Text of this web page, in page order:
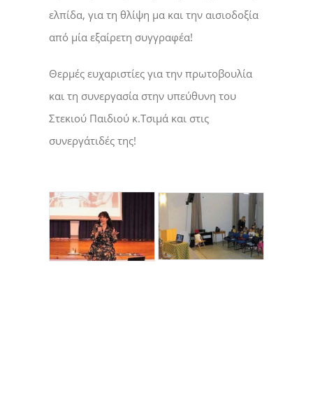
ελπίδα, για τη θλίψη μα και την αισιοδοξία
από μία εξαίρετη συγγραφέα!
Θερμές ευχαριστίες για την πρωτοβουλία
και τη συνεργασία στην υπεύθυνη του
Στεκιού Παιδιού κ.Τσιμά και στις
συνεργάτιδές της!